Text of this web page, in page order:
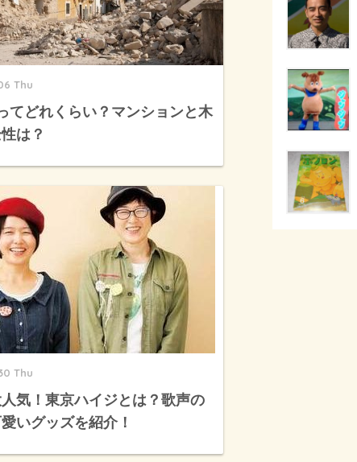
Thu
てどれくらい？マンションと木
は？
Thu
気！東京ハイジとは？歌声の
いグッズを紹介！